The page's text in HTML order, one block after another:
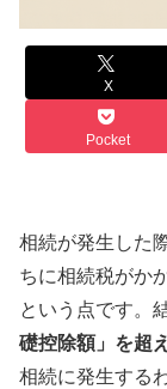
X
Pocket
相続が発生した
ちに相続税がか
という点です。
礎控除額」を超
相続に発生する